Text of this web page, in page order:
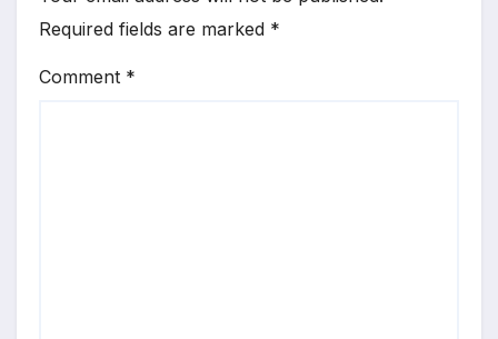
Required fields are marked *
Comment *